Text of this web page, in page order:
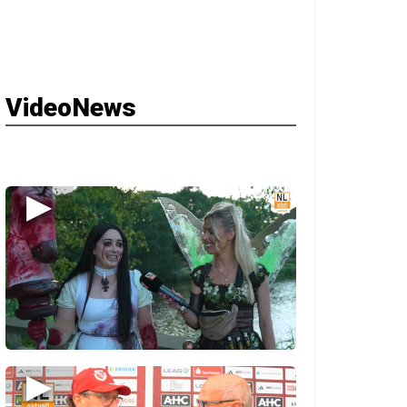
VideoNews
▶
▶